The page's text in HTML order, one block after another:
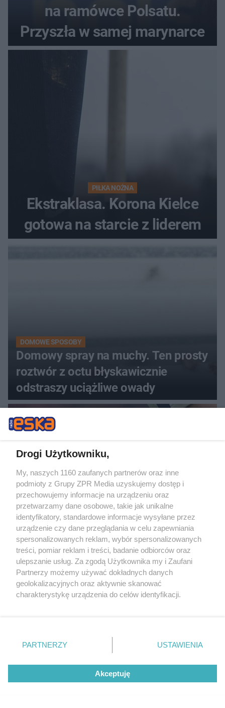
na ramówce Polsatu.
Przyszła w samej marynarce
PIŁKA NOŻNA
Ekstraklasa. Korona Kielce
gotowa na starcie z liderem
DOMOWE SPOSOBY
Domowy spray na muchy. Ten prosty
roztwór z octu błyskawicznie
odstraszy uciążliwe owady
PIŁKA NOŻNA
Stelios Andreou opuszcza Widzew
Łódź. Gdzie zagra obrońca?
Drogi Użytkowniku,
My, naszych 1160 zaufanych partnerów oraz inne
podmioty z Grupy ZPR Media uzyskujemy dostęp i
przechowujemy informacje na urządzeniu oraz
przetwarzamy dane osobowe, takie jak unikalne
identyfikatory, standardowe informacje wysyłane przez
urządzenie czy dane przeglądania w celu zapewniania
spersonalizowanych reklam, wybór spersonalizowanych
treści, pomiar reklam i treści, badanie odbiorców oraz
ulepszanie usług. Za zgodą Użytkownika my i Zaufani
Partnerzy możemy używać dokładnych danych
geolokalizacyjnych oraz aktywnie skanować
charakterystykę urządzenia do celów identyfikacji.
zmienić/wycofać klikając przycisk ustawień prywatności
znajdujący się w lewym dolnym rogu strony
rodzaje przetwarzania danych nie wymagają zgody
użytkownika, ale masz prawo sprzeciwić się takiemu
przetwarzaniu. Preferencje będą miały zastosowanie tylko
PARTNERZY USTAWIENIA
Akceptuję